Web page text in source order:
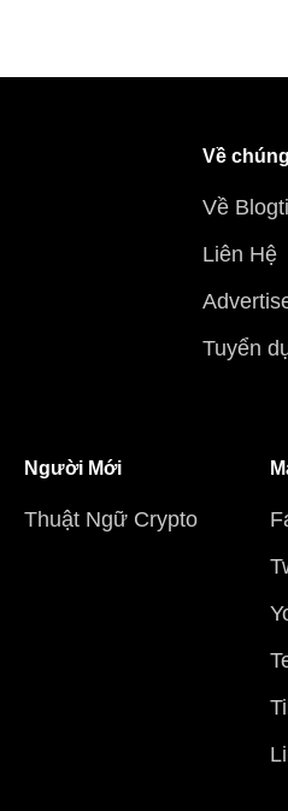
Về
Về
Liên Hệ
Tuyển
Người Mới
Thuật Ngữ Crypto